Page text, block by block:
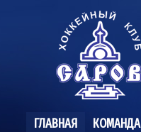
ГЛАВНАЯ КОМАНДА